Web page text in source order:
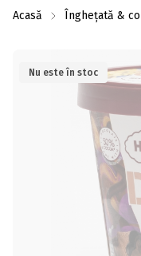
Acasă Înghețată &
Nu este în stoc